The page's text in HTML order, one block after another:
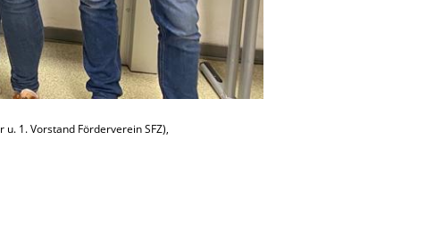
1. Vorstand Förderverein SFZ),